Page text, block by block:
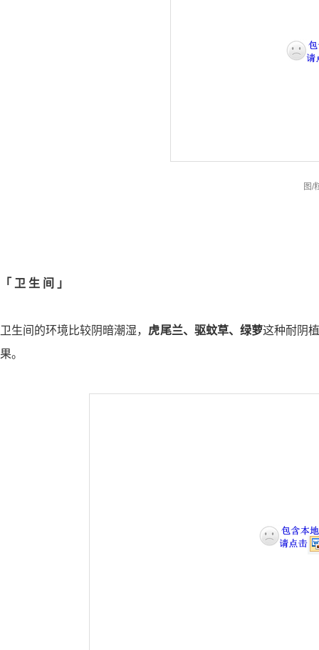
图/
「 卫 生 间 」
卫生间的环境比较阴暗潮湿， 虎尾兰、驱蚊草、绿萝这种耐阴
果。